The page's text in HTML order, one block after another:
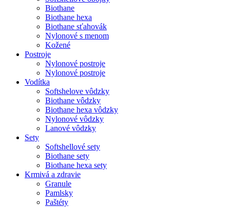
Biothane
Biothane hexa
Biothane sťahovák
Nylonové s menom
Kožené
Postroje
Nylonové postroje
Nylonové postroje
Vodítka
Softshelove vôdzky
Biothane vôdzky
Biothane hexa vôdzky
Nylonové vôdzky
Lanové vôdzky
Sety
Softshellové sety
Biothane sety
Biothane hexa sety
Krmivá a zdravie
Granule
Pamlsky
Paštéty